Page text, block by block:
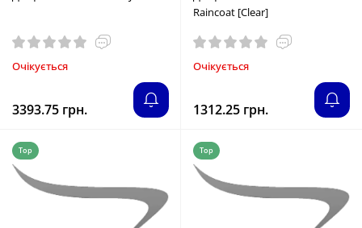
Очікується
3393.75 грн.
Raincoat [Clear]
Очікується
1312.25 грн.
Top Top